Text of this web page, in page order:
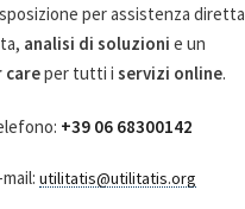
per assistenza diretta
analisi di soluzioni e un
careper tutti i servizi online.
+39 06 68300142
utilitatis@utilitatis.org